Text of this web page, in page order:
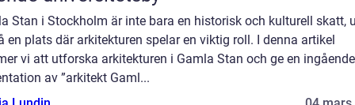
Stan i Stockholm är inte bara en historisk och kulturell skatt,
en plats där arkitekturen spelar en viktig roll. I denna artikel
vi att utforska arkitekturen i Gamla Stan och ge en ingående
av ”arkitekt Gaml...